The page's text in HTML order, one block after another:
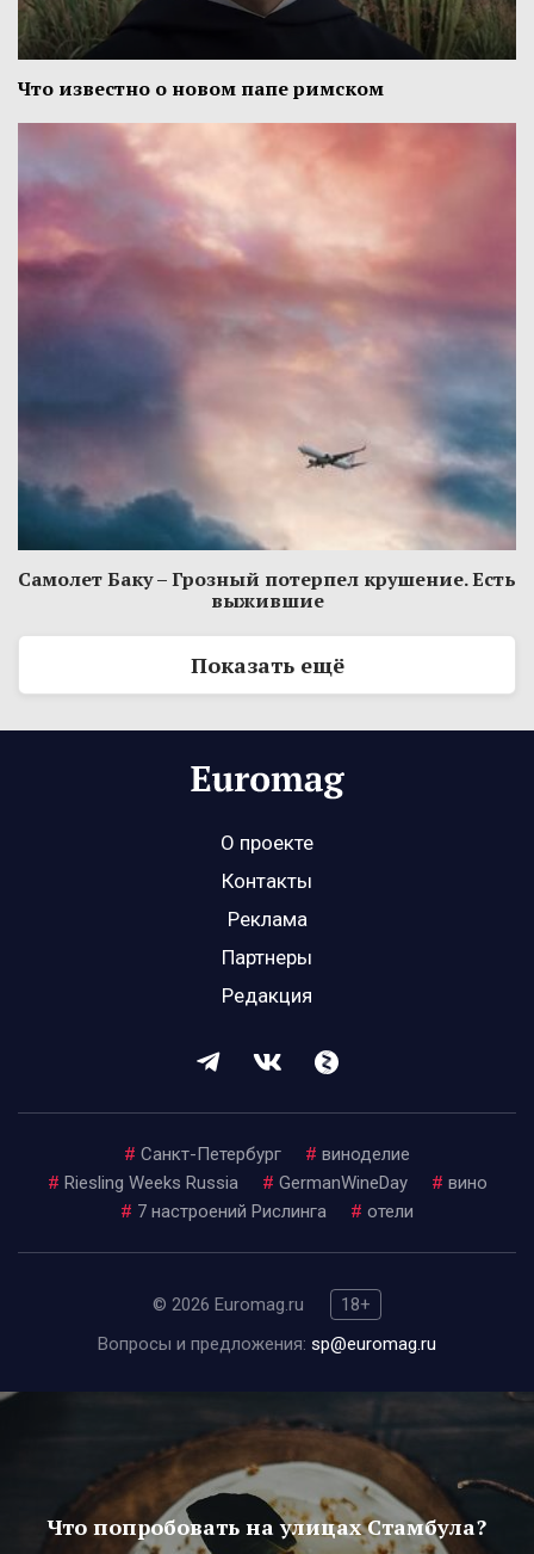
Что известно о новом папе римском
Самолет Баку – Грозный потерпел крушение. Есть
выжившие
Показать ещё
О проекте
Контакты
Реклама
Партнеры
Редакция
# Санкт-Петербург # виноделие
# Riesling Weeks Russia # GermanWineDay # вино
# 7 настроений Рислинга # отели
© 2026 Euromag.ru
18+
Вопросы и предложения: sp@euromag.ru
Что попробовать на улицах Стамбула?